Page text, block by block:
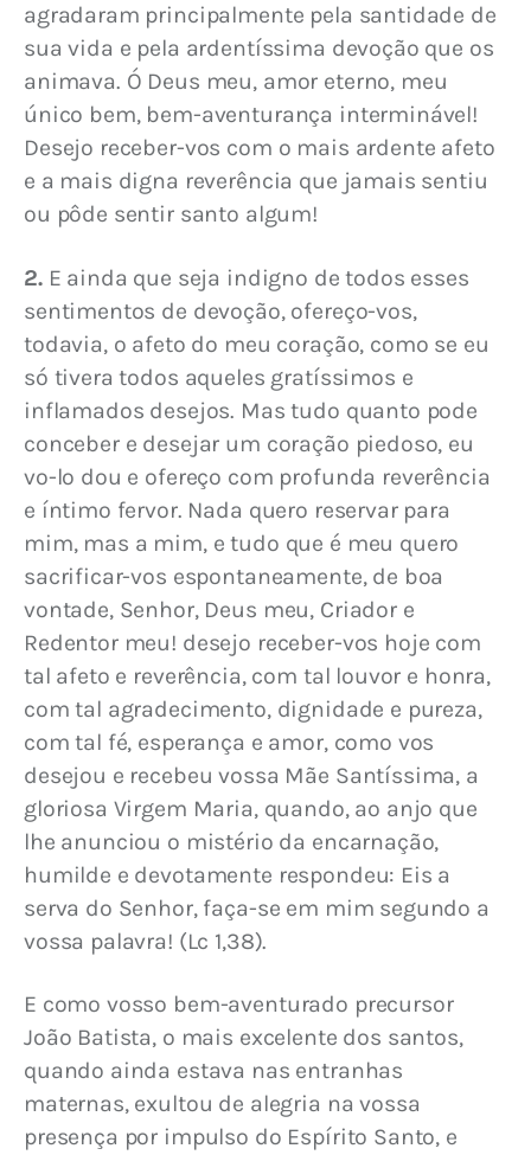
agradaram principalmente pela santidade de
sua vida e pela ardentíssima devoção que os
animava. Ó Deus meu, amor eterno, meu
único bem, bem-aventurança interminável!
Desejo receber-vos com o mais ardente afeto
e a mais digna reverência que jamais sentiu
ou pôde sentir santo algum!
2. E ainda que seja indigno de todos esses
sentimentos de devoção, ofereço-vos,
todavia, o afeto do meu coração, como se eu
só tivera todos aqueles gratíssimos e
inflamados desejos. Mas tudo quanto pode
conceber e desejar um coração piedoso, eu
vo-lo dou e ofereço com profunda reverência
e íntimo fervor. Nada quero reservar para
mim, mas a mim, e tudo que é meu quero
sacrificar-vos espontaneamente, de boa
vontade, Senhor, Deus meu, Criador e
Redentor meu! desejo receber-vos hoje com
tal afeto e reverência, com tal louvor e honra,
com tal agradecimento, dignidade e pureza,
com tal fé, esperança e amor, como vos
desejou e recebeu vossa Mãe Santíssima, a
gloriosa Virgem Maria, quando, ao anjo que
lhe anunciou o mistério da encarnação,
humilde e devotamente respondeu: Eis a
serva do Senhor, faça-se em mim segundo a
vossa palavra! (Lc 1,38).
E como vosso bem-aventurado precursor
João Batista, o mais excelente dos santos,
quando ainda estava nas entranhas
maternas, exultou de alegria na vossa
presença por impulso do Espírito Santo, e